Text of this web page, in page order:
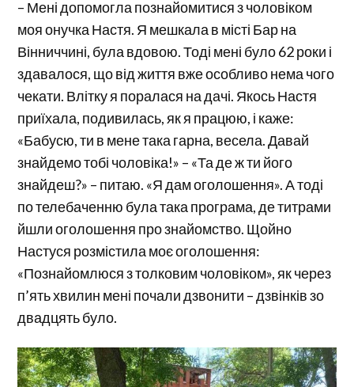
– Мені допомогла познайомитися з чоловіком
моя онучка Настя. Я мешкала в місті Бар на
Вінниччині, була вдовою. Тоді мені було 62 роки і
здавалося, що від життя вже особливо нема чого
чекати. Влітку я поралася на дачі. Якось Настя
приїхала, подивилась, як я працюю, і каже:
«Бабусю, ти в мене така гарна, весела. Давай
знайдемо тобі чоловіка!» – «Та де ж ти його
знайдеш?» – питаю. «Я дам оголошення». А тоді
по телебаченню була така програма, де титрами
йшли оголошення про знайомство. Щойно
Настуся розмістила моє оголошення:
«Познайомлюся з толковим чоловіком», як через
п’ять хвилин мені почали дзвонити – дзвінків зо
двадцять було.